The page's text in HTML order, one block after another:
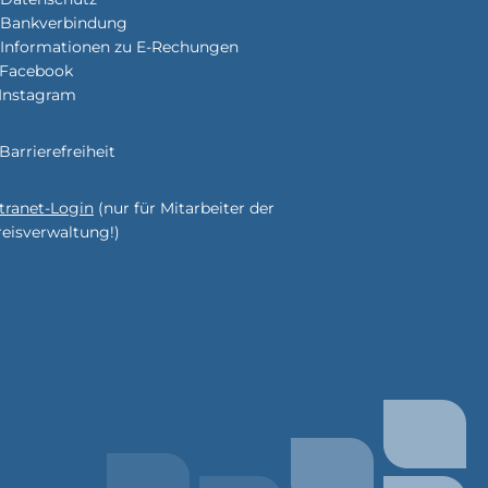
Bankverbindung
Informationen zu E-Rechungen
Facebook
Instagram
Barrierefreiheit
Login (nur für Mitarbeiter der